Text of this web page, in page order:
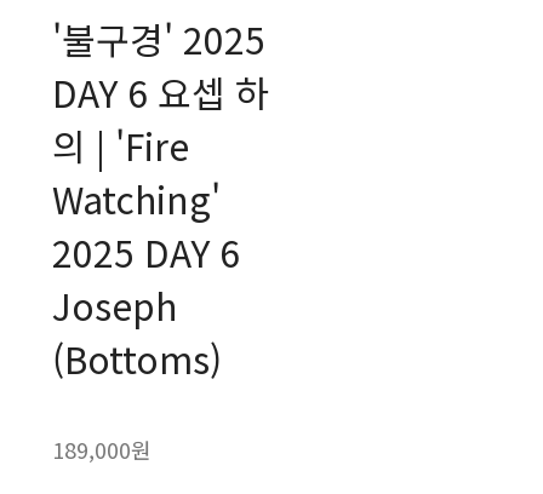
'불구경' 2025
DAY 6 요셉 하
의 | 'Fire
Watching'
2025 DAY 6
Joseph
(Bottoms)
189,000원